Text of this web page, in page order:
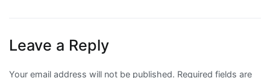
Leave a Reply
Your email address will not be published. Required fields are